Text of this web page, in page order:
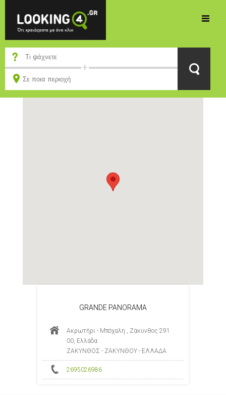
GRANDE PANORAMA
Ακρωτήρι - Μπόχαλη , Ζάκυνθος 291
00, Ελλάδα
ΖΑΚΥΝΘΟΣ - ΖΑΚΥΝΘΟΥ - ΕΛΛΑΔΑ
2695026986